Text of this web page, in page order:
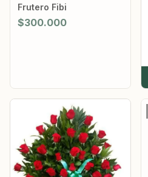
Frutero Fibi
$300.000